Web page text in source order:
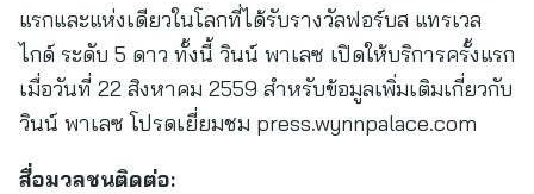
แรกและแห่งเดียวในโลกที่ได้รับรางวัลฟอร์บส แทรเวล
ไกด์ ระดับ 5 ดาว ทั้งนี้ วินน์ พาเลซ เปิดให้บริการครั้งแรก
เมื่อวันที่ 22 สิงหาคม 2559 สำหรับข้อมูลเพิ่มเติมเกี่ยวกับ
วินน์ พาเลซ โปรดเยี่ยมชม press.wynnpalace.com
สื่อมวลชนติดต่อ: